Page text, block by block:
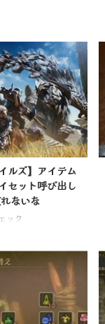
ルズ】アイテム
セット呼び出し
ないな
ック